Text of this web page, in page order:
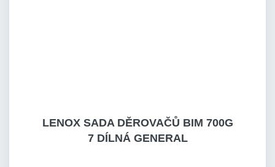
LENOX SADA DĚROVAČŮ BIM 700G
7 DÍLNÁ GENERAL